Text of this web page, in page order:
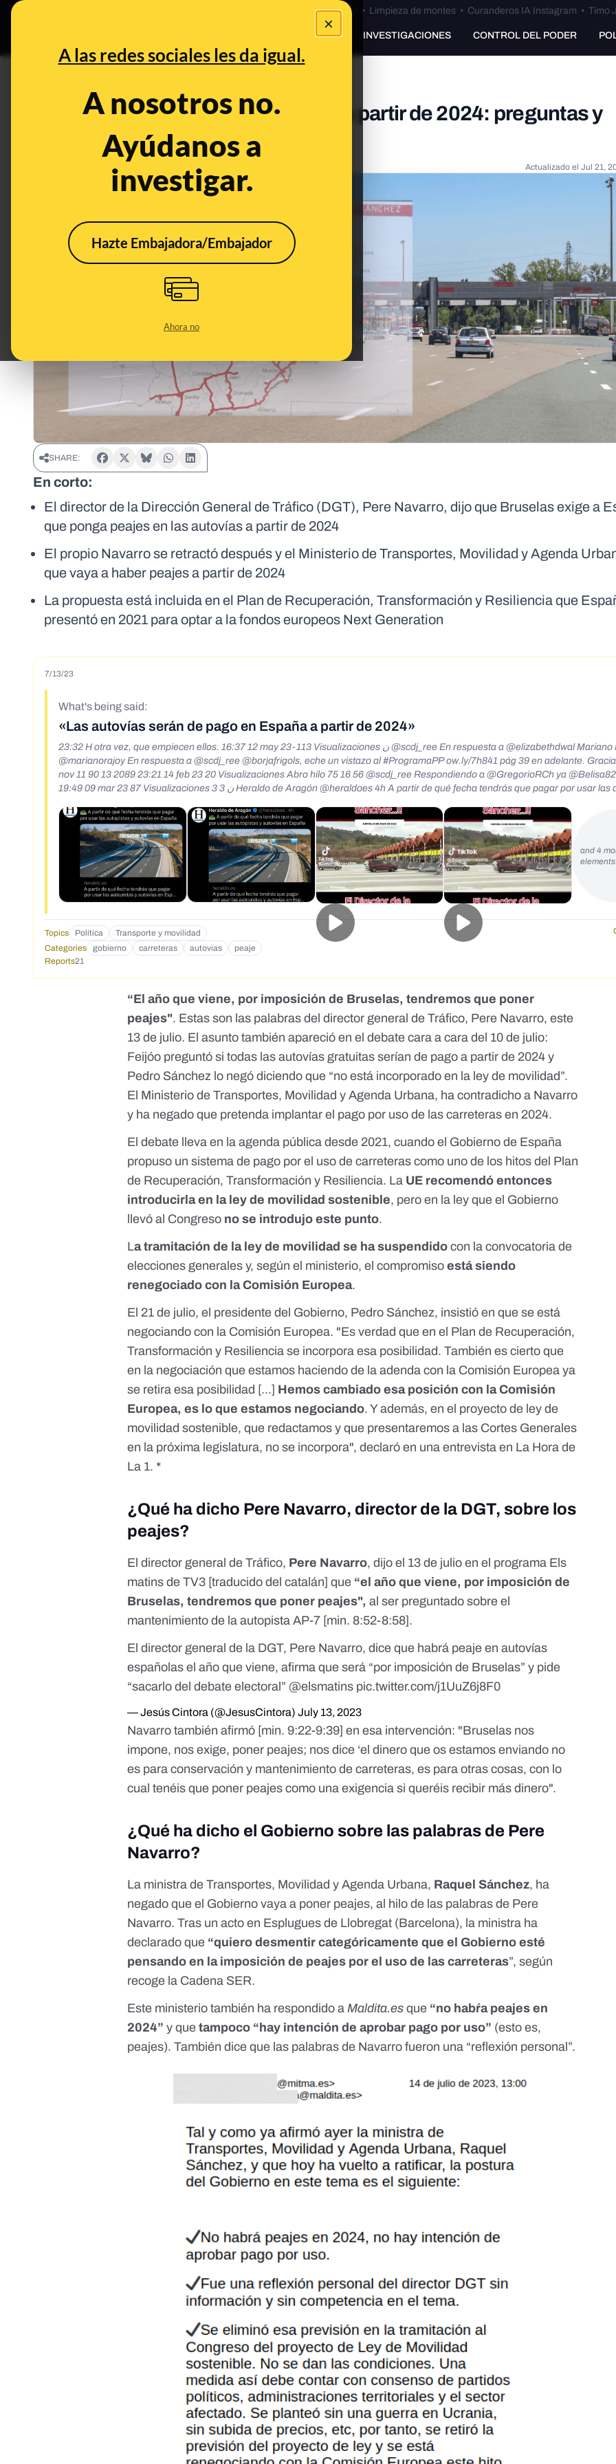
×
A las redes sociales les da igual.
A nosotros no.
Ayúdanos a
investigar.
Hazte Embajadora/Embajador
Ahora no
Bulos Ceuta • Limpieza de montes• Curanderos IA Instagram • Timo
PREBUNKING INVESTIGACIONES CONTROL DEL PODER
Peajes en las autovías españolas a partir de 2024: preguntas y
respuestas
Jul 15, 2023, 11:57:15 AM Actualizado el Jul 21,
SHARE:
En corto:
El director de la Dirección General de Tráfico (DGT), Pere Navarro, dijo que Bruselas exige a
que ponga peajes en las autovías a partir de 2024
El propio Navarro se retractó después y el Ministerio de Transportes, Movilidad y Agenda
que vaya a haber peajes a partir de 2024
La propuesta está incluida en el Plan de Recuperación, Transformación y Resiliencia que
presentó en 2021 para optar a la fondos europeos Next Generation
7/13/23
What's being said:
«Las autovías serán de pago en España a partir de 2024»
23:32 H otra vez, que empiecen ellos. 16:37 12 may 23-113 Visualizaciones ن @scdj_ree En respuesta a @elizabethdwal Mariano Rajoy Brey
@marianorajoy En respuesta a @scdj_ree @borjafrigols, eche un vistazo al #ProgramaPP ow.ly/7h841 pág 39 en adelante.
nov 11 90 13 2089 23:21 14 feb 23 20 Visualizaciones Abro hilo 75 16 56 @scdj_ree Respondiendo a @GregorioRCh ya
19:49 09 mar 23 87 Visualizaciones 3 3 ن Heraldo de Aragón @heraldoes 4h A partir de qué fecha tendrás que pagar por usar las autopistas
05 may 23-31 Visualizaciones heraldo.es A partir de qué fecha tendrás que pagar por usar las autopistas y autovías en Esp... ♡ 8
4043 ili 342k 41 Andrés Trasado @andres_trasado 12h Existe una gran crisis en las salas de cine. El verdadero cine queda
que los chavales de hoy en día solo consumen productos marvel y derivados. + ¿Por qué este desnivel cultural entre los millennials
jóvenes de otras (meiores) épocas? 381 140k
and 4
Topics Política Transporte y movilidad
Categories
gobierno carreteras autovias
peaje
Reports21
“El año que viene, por imposición de Bruselas, tendremos que poner
peajes". Estas son las palabras del director general de Tráfico, Pere Navarro, este
13 de julio. El asunto también apareció en el debate cara a cara del 10 de julio:
Feijóo preguntó si todas las autovías gratuitas serían de pago a partir de 2024 y
Pedro Sánchez lo negó diciendo que “no está incorporado en la ley de movilidad”.
El Ministerio de Transportes, Movilidad y Agenda Urbana, ha contradicho a Navarro
y ha negado que pretenda implantar el pago por uso de las carreteras en 2024.
El debate lleva en la agenda pública desde 2021, cuando el Gobierno de España
propuso un sistema de pago por el uso de carreteras como uno de los hitos del Plan
de Recuperación, Transformación y Resiliencia. La UE recomendó entonces
introducirla en la ley de movilidad sostenible, pero en la ley que el Gobierno
llevó al Congreso no se introdujo este punto.
La tramitación de la ley de movilidad se ha suspendido con la convocatoria de
elecciones generales y, según el ministerio, el compromisoestá siendo
renegociado con la Comisión Europea.
El 21 de julio, el presidente del Gobierno, Pedro Sánchez, insistió en que se está
negociando con la Comisión Europea. "Es verdad que en el Plan de Recuperación,
Transformación y Resiliencia se incorpora esa posibilidad. También es cierto que
en la negociación que estamos haciendo de la adenda con la Comisión Europea ya
se retira esa posibilidad [...] Hemos cambiado esa posición con la Comisión
Europea, es lo que estamos negociando. Y además, en el proyecto de ley de
movilidad sostenible, que redactamos y que presentaremos a las Cortes Generales
en la próxima legislatura, no se incorpora", declaró en una entrevista en La Hora de
La 1. *
¿Qué ha dicho Pere Navarro, director de la DGT, sobre los
peajes?
El director general de Tráfico, Pere Navarro, dijo el 13 de julio en el programa Els
matins de TV3 [traducido del catalán] que “el año que viene, por imposición de
Bruselas, tendremos que poner peajes",al ser preguntado sobre el
mantenimiento de la autopista AP-7 [min. 8:52-8:58].
El director general de la DGT, Pere Navarro, dice que habrá peaje en autovías
españolas el año que viene, afirma que será “por imposición de Bruselas” y pide
“sacarlo del debate electoral” @elsmatins pic.twitter.com/j1UuZ6j8F0
— Jesús Cintora (@JesusCintora)July 13, 2023
Navarro también afirmó [min. 9:22-9:39] en esa intervención: "Bruselas nos
impone, nos exige, poner peajes; nos dice ‘el dinero que os estamos enviando no
es para conservación y mantenimiento de carreteras, es para otras cosas, con lo
cual tenéis que poner peajes como una exigencia si queréis recibir más dinero".
¿Qué ha dicho el Gobierno sobre las palabras de Pere
Navarro?
La ministra de Transportes, Movilidad y Agenda Urbana, Raquel Sánchez, ha
negado que el Gobierno vaya a poner peajes, al hilo de las palabras de Pere
Navarro. Tras un acto en Esplugues de Llobregat (Barcelona), la ministra ha
declarado que “quiero desmentir categóricamente que el Gobierno esté
pensando en la imposición de peajes por el uso de las carreteras”,según
recoge la Cadena SER.
Este ministerio también ha respondido aMaldita.es que “no habŕa peajes en
2024” y quetampoco “hay intención de aprobar pago por uso” (esto es,
peajes). También dice que las palabras de Navarro fueron una “reflexión personal”.